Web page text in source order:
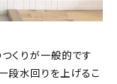
くりが一般的です
段水回りを上げるこ